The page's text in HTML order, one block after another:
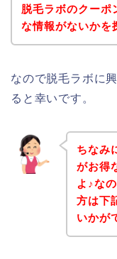
脱毛ラボのクーポ
な情報がないかを
なので脱毛ラボに
ると幸いです。
ちなみ
がお得
よ♪な
方は下
いかが